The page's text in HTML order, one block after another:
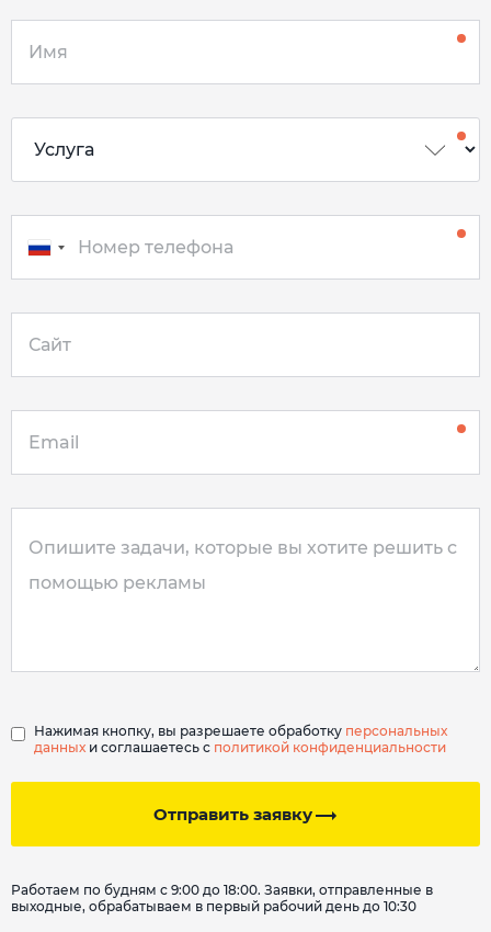
Отправить заявку
Нажимая кнопку, вы разрешаете обработку персональных
данных и соглашаетесь с политикой конфиденциальности
Работаем по будням с 9:00 до 18:00. Заявки, отправленные в
выходные, обрабатываем в первый рабочий день до 10:30